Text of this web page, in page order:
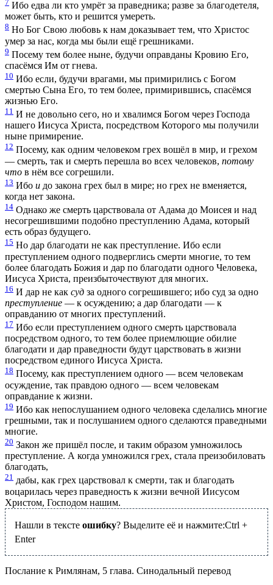
7 Ибо едва ли кто умрёт за праведника; разве за благодетеля,
может быть, кто и решится умереть.
8 Но Бог Свою любовь к нам доказывает тем, что Христос
умер за нас, когда мы были ещё грешниками.
9 Посему тем более ныне, будучи оправданы Кровию Его,
спасёмся Им от гнева.
10 Ибо если, будучи врагами, мы примирились с Богом
смертью Сына Его, то тем более, примирившись, спасёмся
жизнью Его.
11 И не довольно сего, но и хвалимся Богом через Господа
нашего Иисуса Христа, посредством Которого мы получили
ныне примирение.
12 Посему, как одним человеком грех вошёл в мир, и грехом
— смерть, так и смерть перешла во всех человеков, потому
что в нём все согрешили.
13 Ибо и до закона грех был в мире; но грех не вменяется,
когда нет закона.
14 Однако же смерть царствовала от Адама до Моисея и над
несогрешившими подобно преступлению Адама, который
есть образ будущего.
15 Но дар благодати не как преступление. Ибо если
преступлением одного подверглись смерти многие, то тем
более благодать Божия и дар по благодати одного Человека,
Иисуса Христа, преизбыточествуют для многих.
16 И дар не как суд за одного согрешившего; ибо суд за одно
преступление — к осуждению; а дар благодати — к
оправданию от многих преступлений.
17 Ибо если преступлением одного смерть царствовала
посредством одного, то тем более приемлющие обилие
благодати и дар праведности будут царствовать в жизни
посредством единого Иисуса Христа.
18 Посему, как преступлением одного — всем человекам
осуждение, так правдою одного — всем человекам
оправдание к жизни.
19 Ибо как непослушанием одного человека сделались многие
грешными, так и послушанием одного сделаются праведными
многие.
20 Закон же пришёл после, и таким образом умножилось
преступление. А когда умножился грех, стала преизобиловать
благодать,
21 дабы, как грех царствовал к смерти, так и благодать
воцарилась через праведность к жизни вечной Иисусом
Христом, Господом нашим.
Нашли в тексте ошибку? Выделите её и нажмите:Ctrl +
Enter
Послание к Римлянам, 5 глава. Синодальный перевод